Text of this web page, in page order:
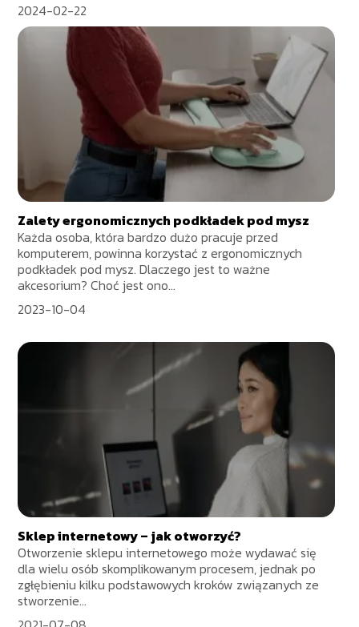
2024-02-22
Zalety ergonomicznych podkładek pod mysz
Każda osoba, która bardzo dużo pracuje przed
komputerem, powinna korzystać z ergonomicznych
podkładek pod mysz. Dlaczego jest to ważne
akcesorium? Choć jest ono...
2023-10-04
Sklep internetowy – jak otworzyć?
Otworzenie sklepu internetowego może wydawać się
dla wielu osób skomplikowanym procesem, jednak po
zgłębieniu kilku podstawowych kroków związanych ze
stworzenie...